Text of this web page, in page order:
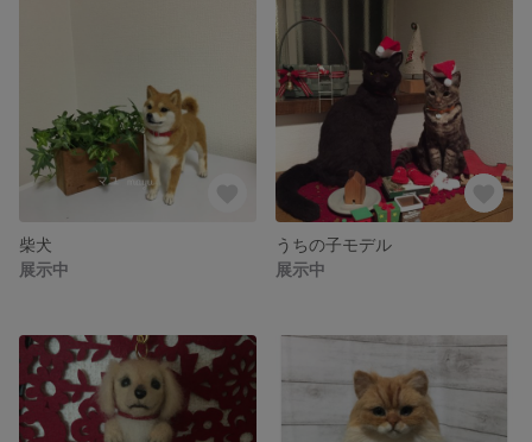
柴犬
展示中
うちの子モデル
展示中